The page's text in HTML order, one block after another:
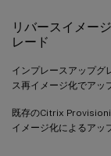
リバースイメー
レード
インプレースアップグ
ス再イメージ化でアッ
既存のCitrix
イメージ化によるアッ